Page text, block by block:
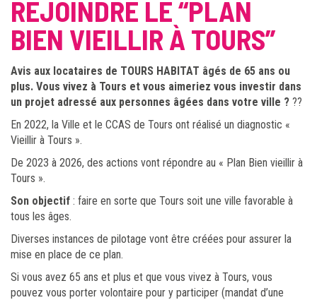
REJOINDRE LE “PLAN
BIEN VIEILLIR À TOURS”
Avis aux locataires de TOURS HABITAT âgés de 65 ans ou
plus. Vous vivez à Tours et vous aimeriez vous investir dans
un projet adressé aux personnes âgées dans votre ville ? ??
En 2022, la Ville et le CCAS de Tours ont réalisé un diagnostic «
Vieillir à Tours ».
De 2023 à 2026, des actions vont répondre au « Plan Bien vieillir à
Tours ».
Son objectif : faire en sorte que Tours soit une ville favorable à
tous les âges.
Diverses instances de pilotage vont être créées pour assurer la
mise en place de ce plan.
Si vous avez 65 ans et plus et que vous vivez à Tours, vous
pouvez vous porter volontaire pour y participer (mandat d’une